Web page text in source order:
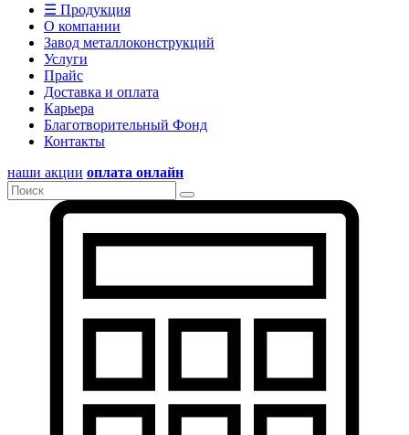
☰ Продукция
О компании
Завод металлоконструкций
Услуги
Прайс
Доставка и оплата
Карьера
Благотворительный Фонд
Контакты
наши акции оплата онлайн